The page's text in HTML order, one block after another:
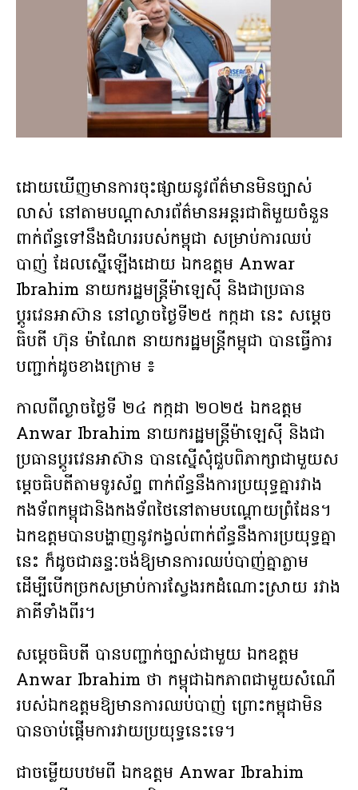
ដោយឃើញមានការចុះផ្សាយនូវព័ត៌មានមិនច្បាស់
លាស់ នៅតាមបណ្ដាសារព័ត៌មានអន្តរជាតិមួយចំនួន
ពាក់ព័ន្ធទៅនឹងជំហររបស់កម្ពុជា សម្រាប់ការឈប់
បាញ់ ដែលស្នើឡើងដោយ ឯកឧត្តម Anwar
Ibrahim នាយករដ្ឋមន្ត្រីម៉ាឡេស៊ី និងជាប្រធាន
ប្ដូរវេនអាស៊ាន នៅ​ល្ងាច​ថ្ងៃទី២៥ កក្កដា នេះ សម្តេច
ធិបតី ហ៊ុន ម៉ាណែត នាយករដ្ឋមន្រ្តីកម្ពុជា បាន​ធ្វើការ​
បញ្ជាក់ដូចខាងក្រោម ៖
កាលពីល្ងាចថ្ងៃទី ២៤ កក្កដា ២០២៥ ឯកឧត្តម
Anwar Ibrahim នាយករដ្ឋមន្ត្រីម៉ាឡេស៊ី និងជា
ប្រធានប្ដូរវេនអាស៊ាន បានស្នើសុំជួបពិភាក្សាជាមួយស
ម្តេចធិបតីតាមទូរស័ព្ទ ពាក់ព័ន្ធនឹងការប្រយុទ្ធគ្នារវាង
កងទ័ពកម្ពុជានិងកងទ័ពថៃនៅតាមបណ្ដោយព្រំដែន។
ឯកឧត្តមបានបង្ហាញនូវកង្វល់ពាក់ព័ន្ធនឹងការប្រយុទ្ធគ្នា
នេះ ក៏ដូចជាឆន្ទៈចង់ឱ្យមានការឈប់បាញ់គ្នាភ្លាម
ដើម្បីបើកច្រកសម្រាប់ការស្វែងរកដំណោះស្រាយ រវាង
ភាគីទាំងពីរ។
សម្តេចធិបតី បានបញ្ជាក់ច្បាស់ជាមួយ ឯកឧត្តម
Anwar Ibrahim ថា កម្ពុជាឯកភាពជាមួយសំណើ
របស់ឯកឧត្តមឱ្យមានការឈប់បាញ់ ព្រោះកម្ពុជាមិន
បានចាប់ផ្តើមការវាយប្រយុទ្ធនេះទេ។
ជាចម្លើយបឋមពី ឯកឧត្តម Anwar Ibrahim